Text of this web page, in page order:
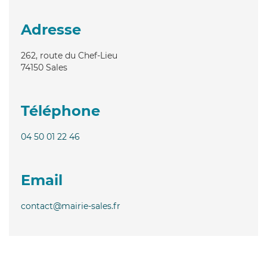
Adresse
262, route du Chef-Lieu
74150 Sales
Téléphone
04 50 01 22 46
Email
contact@mairie-sales.fr